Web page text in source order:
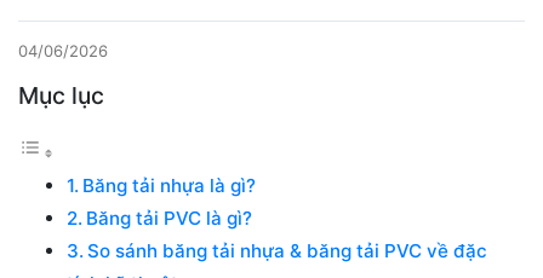
04/06/2026
Mục lục
Băng tải nhựa là gì?
Băng tải PVC là gì?
So sánh băng tải nhựa & băng tải PVC về đặc